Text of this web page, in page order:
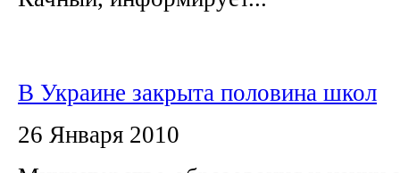
В Украине закрыта половина школ
26 Января 2010